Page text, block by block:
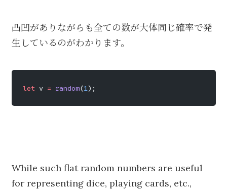
凸凹がありながらも全ての数が大体同じ確率で発
生しているのがわかります。
let v = random(1);
While such flat random numbers are useful
for representing dice, playing cards, etc.,